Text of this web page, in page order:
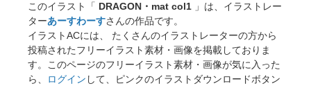
このイラスト「 DRAGON・mat col1 」は、イラストレー
ターあーすわーすさんの作品です。
イラストACには、 たくさんのイラストレーターの方から
投稿されたフリーイラスト素材・画像を掲載しておりま
す。このページのフリーイラスト素材・画像が気に入った
ら、
ログイン して、ピンクのイラストダウンロードボタン